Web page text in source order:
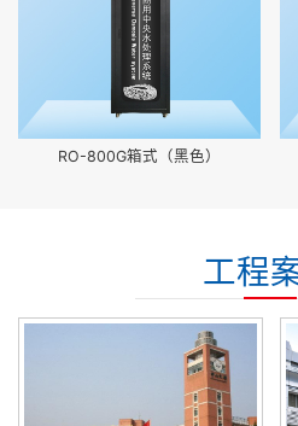
RO-800G箱式（黑色）
工程